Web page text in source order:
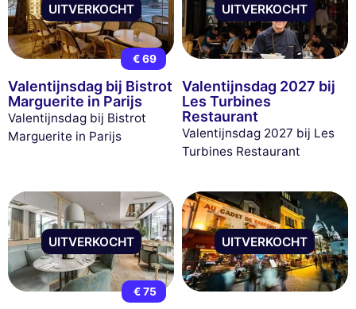
UITVERKOCHT
€ 69
Valentijnsdag bij Bistrot
Marguerite in Parijs
Valentijnsdag bij Bistrot
Marguerite in Parijs
UITVERKOCHT
Valentijnsdag 2027 bij
Les Turbines
Restaurant
Valentijnsdag 2027 bij Les
Turbines Restaurant
UITVERKOCHT
€ 75
UITVERKOCHT